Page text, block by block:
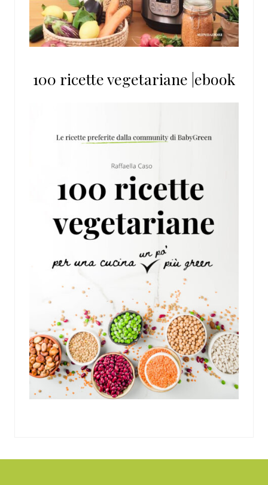
100 ricette vegetariane |ebook